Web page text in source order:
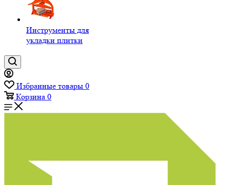
Инструменты для
укладки плитки
Избранные товары 0
Корзина 0